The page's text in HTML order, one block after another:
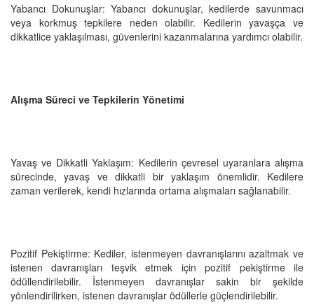
Yabancı Dokunuşlar: Yabancı dokunuşlar, kedilerde savunmacı
veya korkmuş tepkilere neden olabilir. Kedilerin yavaşça ve
dikkatlice yaklaşılması, güvenlerini kazanmalarına yardımcı olabilir.
Alışma Süreci ve Tepkilerin Yönetimi
Yavaş ve Dikkatli Yaklaşım: Kedilerin çevresel uyaranlara alışma
sürecinde, yavaş ve dikkatli bir yaklaşım önemlidir. Kedilere
zaman verilerek, kendi hızlarında ortama alışmaları sağlanabilir.
Pozitif Pekiştirme: Kediler, istenmeyen davranışlarını azaltmak ve
istenen davranışları teşvik etmek için pozitif pekiştirme ile
ödüllendirilebilir. İstenmeyen davranışlar sakin bir şekilde
yönlendirilirken, istenen davranışlar ödüllerle güçlendirilebilir.